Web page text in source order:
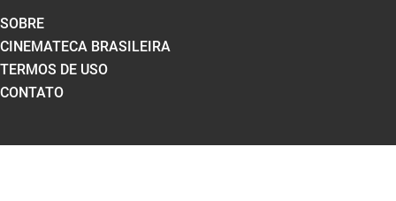
SOBRE
CINEMATECA BRASILEIRA
TERMOS DE USO
CONTATO